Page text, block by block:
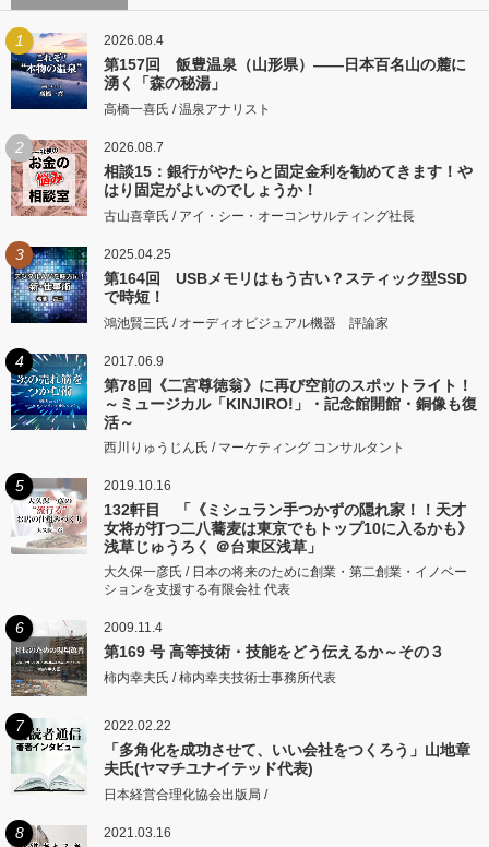
1 2026.08.4
第157回 飯豊温泉（山形県）――日本百名山の麓に
湧く「森の秘湯」
高橋一喜氏 / 温泉アナリスト
2 2026.08.7
相談15：銀行がやたらと固定金利を勧めてきます！や
はり固定がよいのでしょうか！
古山喜章氏 / アイ・シー・オーコンサルティング社長
3 2025.04.25
第164回 USBメモリはもう古い？スティック型SSD
で時短！
鴻池賢三氏 / オーディオビジュアル機器 評論家
4 2017.06.9
第78回《二宮尊徳翁》に再び空前のスポットライト！
～ミュージカル「KINJIRO!」・記念館開館・銅像も復
活～
西川りゅうじん氏 / マーケティング コンサルタント
5 2019.10.16
132軒目 「《ミシュラン手つかずの隠れ家！！天才
女将が打つ二八蕎麦は東京でもトップ10に入るかも》
浅草じゅうろく ＠台東区浅草」
大久保一彦氏 / 日本の将来のために創業・第二創業・イノベー
ションを支援する有限会社 代表
6 2009.11.4
第169 号 高等技術・技能をどう伝えるか～その３
柿内幸夫氏 / 柿内幸夫技術士事務所代表
7 2022.02.22
「多角化を成功させて、いい会社をつくろう」山地章
夫氏(ヤマチユナイテッド代表)
日本経営合理化協会出版局 /
8 2021.03.16